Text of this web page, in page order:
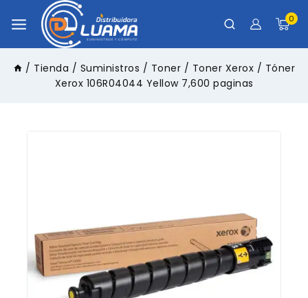
0
/ Tienda / Suministros / Toner / Toner Xerox / Tóner
Xerox 106R04044 Yellow 7,600 paginas